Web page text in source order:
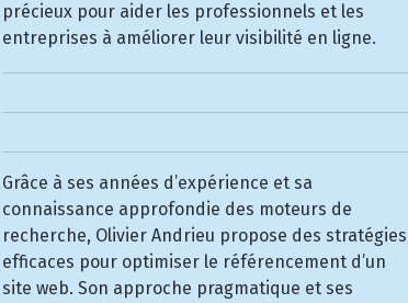
précieux pour aider les professionnels et les
entreprises à améliorer leur visibilité en ligne.
Grâce à ses années d’expérience et sa
connaissance approfondie des moteurs de
recherche, Olivier Andrieu propose des stratégies
efficaces pour optimiser le référencement d’un
site web. Son approche pragmatique et ses